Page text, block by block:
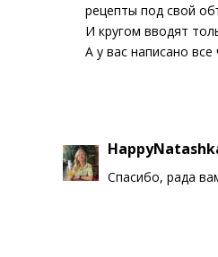
рецепты под свой
И кругом вводят
А у вас написано
Спасибо, рада